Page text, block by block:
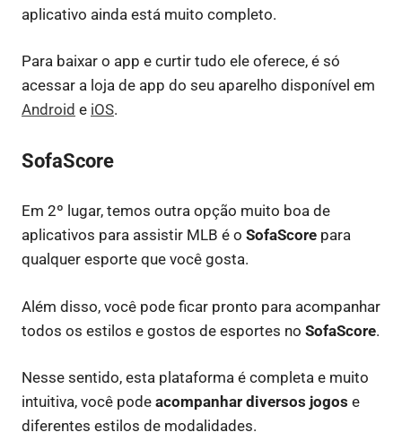
aplicativo ainda está muito completo.
Para baixar o app e curtir tudo ele oferece, é só
acessar a loja de app do seu aparelho disponível em
Android e iOS.
SofaScore
Em 2º lugar, temos outra opção muito boa de
aplicativos para assistir MLB é o SofaScore para
qualquer esporte que você gosta.
Além disso, você pode ficar pronto para acompanhar
todos os estilos e gostos de esportes no SofaScore.
Nesse sentido, esta plataforma é completa e muito
intuitiva, você pode acompanhar diversos jogos e
diferentes estilos de modalidades.